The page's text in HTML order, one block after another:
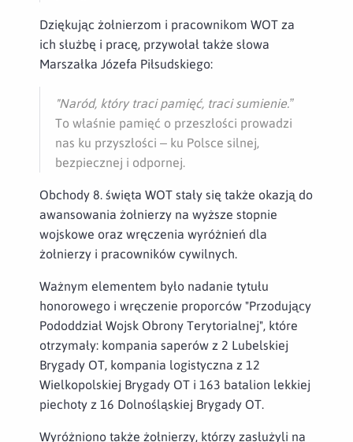
Dziękując żołnierzom i pracownikom WOT za
ich służbę i pracę, przywołał także słowa
Marszałka Józefa Piłsudskiego:
"Naród, który traci pamięć, traci sumienie.”
To właśnie pamięć o przeszłości prowadzi
nas ku przyszłości – ku Polsce silnej,
bezpiecznej i odpornej.
Obchody 8. święta WOT stały się także okazją do
awansowania żołnierzy na wyższe stopnie
wojskowe oraz wręczenia wyróżnień dla
żołnierzy i pracowników cywilnych.
Ważnym elementem było nadanie tytułu
honorowego i wręczenie proporców "Przodujący
Pododdział Wojsk Obrony Terytorialnej", które
otrzymały: kompania saperów z 2 Lubelskiej
Brygady OT, kompania logistyczna z 12
Wielkopolskiej Brygady OT i 163 batalion lekkiej
piechoty z 16 Dolnośląskiej Brygady OT.
Wyróżniono także żołnierzy, którzy zasłużyli na